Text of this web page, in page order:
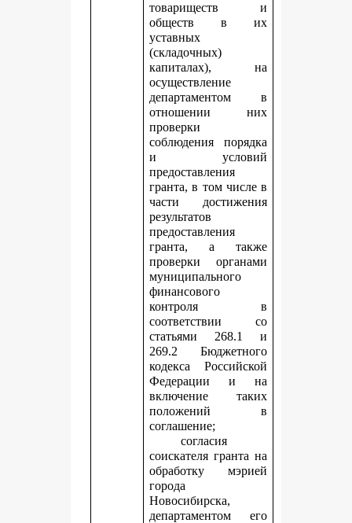
товариществ и
обществ в их
уставных
(складочных)
капиталах), на
осуществление
департаментом в
отношении них
проверки
соблюдения порядка
и условий
предоставления
гранта, в том числе в
части достижения
результатов
предоставления
гранта, а также
проверки органами
муниципального
финансового
контроля в
соответствии со
статьями 268.1 и
269.2 Бюджетного
кодекса Российской
Федерации и на
включение таких
положений в
соглашение;
согласия
соискателя гранта на
обработку мэрией
города
Новосибирска,
департаментом его